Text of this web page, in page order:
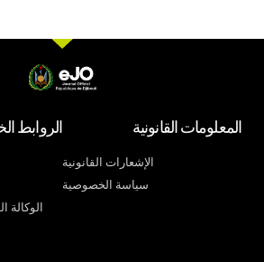
المعلومات القانونية
الإشعارات القانونية
سياسة الخصوصية
الروابط
الوكالة